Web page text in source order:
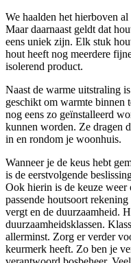
We haalden het hierboven
Maar daarnaast geldt dat
eens uniek zijn. Elk stuk
hout heeft nog meerdere
isolerend product.
Naast de warme uitstraling
geschikt om warmte binnen
nog eens zo geïnstalleerd
kunnen worden. Ze dragen
in en rondom je woonhuis.
Wanneer je de keus hebt
is de eerstvolgende
Ook hierin is de keuze
passende houtsoort
vergt en de duurzaamheid.
duurzaamheidsklassen.
allerminst. Zorg er verder
keurmerk heeft. Zo ben je